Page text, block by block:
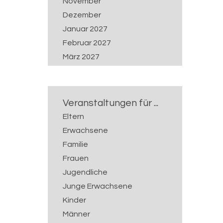
Dezember
Januar 2027
Februar 2027
März 2027
Mai 2027
Juni 2027
Juli 2027
Veranstaltungen für ...
Eltern
Erwachsene
Familie
Frauen
Jugendliche
Junge Erwachsene
Kinder
Männer